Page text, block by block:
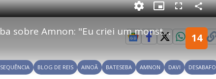
P Ainoã desabafa com Bateseba sobre Amnon: "Eu criei um monstro" | Reis
14
e
m
a
i
i
e
l
o
c
P
i
t
u
r
e
-
P
i
F
u
l
s
c
r
C
o
p
r
t
a
r
BLOG DE REIS AINOÃ BATESEBA AMNON DAVI DESABAFO